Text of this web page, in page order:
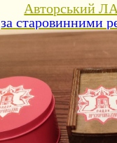
Авторський
за старовинними